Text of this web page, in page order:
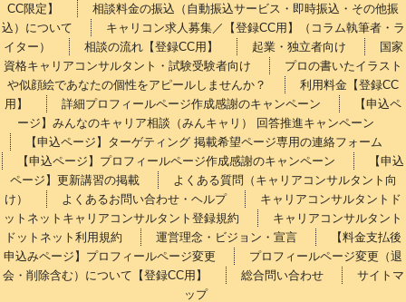
CC限定】
相談料金の振込（自動振込サービス・即時振込・その他振
込）について
キャリコン求人募集／【登録CC用】（コラム執筆者・ラ
イター）
相談の流れ【登録CC用】 起業・独立者向け
国家
資格キャリアコンサルタント・試験受験者向け
プロの書いたイラスト
や似顔絵であなたの個性をアピールしませんか？
利用料金【登録CC
用】
詳細プロフィールページ作成感謝のキャンペーン
【申込ペ
ージ】みんなのキャリア相談（みんキャリ） 回答推進キャンペーン
【申込ページ】ターゲティング 掲載希望ページ専用の連絡フォーム
【申込ページ】プロフィールページ作成感謝のキャンペーン
【申込
ページ】更新講習の掲載
よくある質問（キャリアコンサルタント向
け）
よくあるお問い合わせ・ヘルプ
キャリアコンサルタントド
ットネットキャリアコンサルタント登録規約
キャリアコンサルタント
ドットネット利用規約
運営理念・ビジョン・宣言
【料金支払後
申込みページ】プロフィールページ変更
プロフィールページ変更（退
会・削除含む）について【登録CC用】
総合問い合わせ
サイトマ
ップ